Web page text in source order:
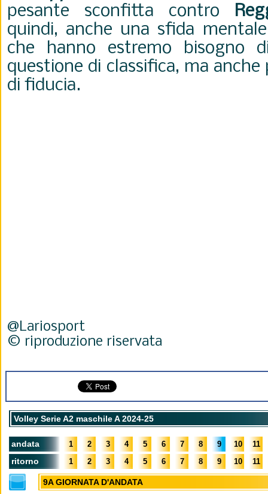
pesante sconfitta contro
quindi, anche una sfida
che hanno estremo bisogno
questione di classifica, ma
di fiducia.
@Lariosport
© riproduzione riservata
Volley Serie A2 maschile A 2024-25
andata 1 2 3 4 5 6 7 8 9 10 11
ritorno 1 2 3 4 5 6 7 8 9 10 11
9A GIORNATA D'ANDATA